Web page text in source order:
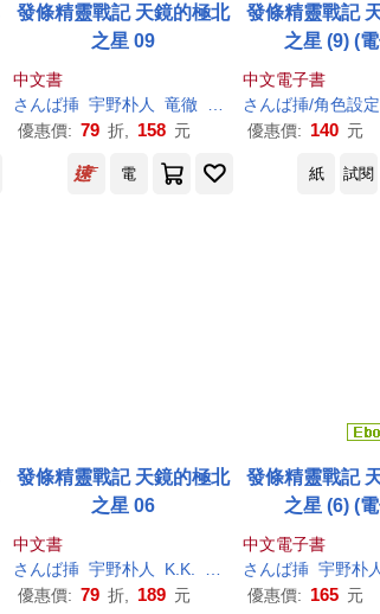
發條精靈戰記 天鏡的極北
之星 09
中文書
さんば挿 宇野朴人 竜徹
優惠價: 79 折, 158 元
發條精靈戰記
之星 (9) (
中文電子書
さんば挿/角色設
優惠價: 140 元
電 紙 試閱
發條精靈戰記 天鏡的極北
之星 06
中文書
さんば挿 宇野朴人 K.K.
優惠價: 79 折, 189 元
發條精靈戰記
之星 (6) (
中文電子書
さんば挿 宇野朴人
優惠價: 165 元